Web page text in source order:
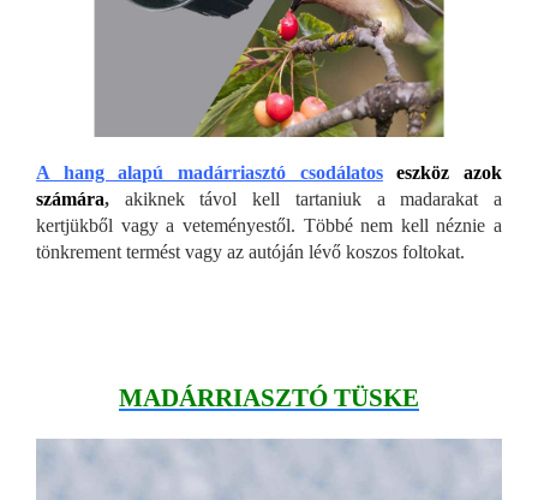
A hang alapú madárriasztó csodálatos
eszköz azok
számára, akiknek távol kell tartaniuk a madarakat a
kertjükből vagy a veteményestől. Többé nem kell néznie a
tönkrement termést vagy az autóján lévő koszos foltokat.
MADÁRRIASZTÓ TÜSKE